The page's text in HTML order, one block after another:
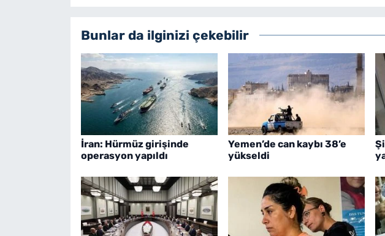
Bunlar da ilginizi çekebilir
İran: Hürmüz girişinde
operasyon yapıldı
Yemen’de can kaybı 38’e
yükseldi